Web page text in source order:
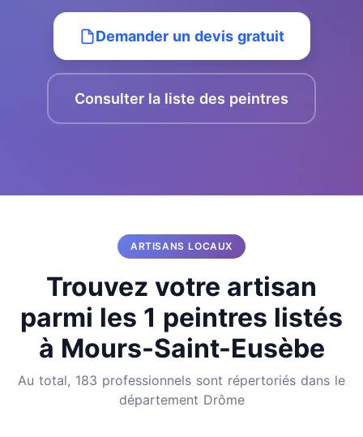
Demander un devis gratuit
Consulter la liste des peintres
ARTISANS LOCAUX
Trouvez votre artisan
parmi les 1 peintres listés
à Mours-Saint-Eusèbe
Au total, 183 professionnels sont répertoriés dans le
département Drôme